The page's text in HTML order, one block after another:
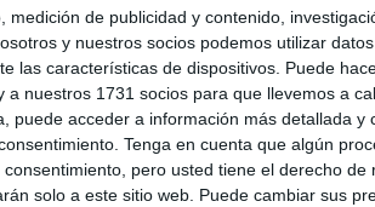
medición de publicidad y contenido,
y nuestros socios podemos utilizar
las características de dispositivos. Puede
nuestros 1731 socios para que llevemos a
puede acceder a información más detallada y
Tenga en cuenta que algún
pero usted tiene el derecho de
solo a este sitio web. Puede cambiar sus